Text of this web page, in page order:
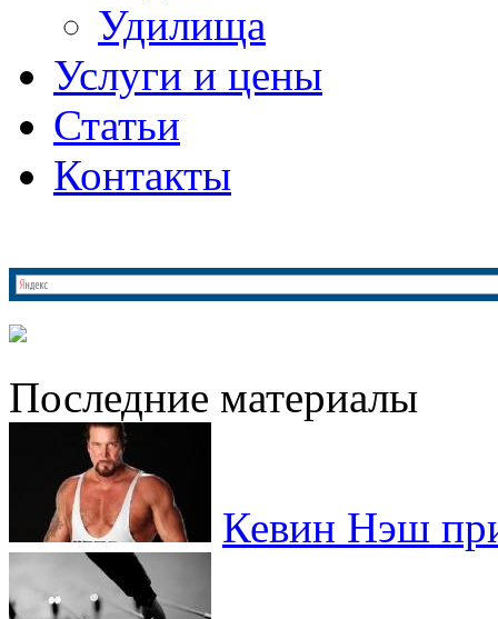
Удилища
Услуги и цены
Статьи
Контакты
Последние материалы
Кевин Нэш